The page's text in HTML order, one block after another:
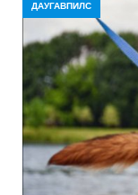
ДАУГАВПИЛС